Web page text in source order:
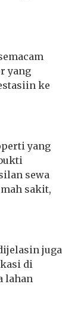
yang
ke
yang
sewa
sakit,
juga
di
lahan